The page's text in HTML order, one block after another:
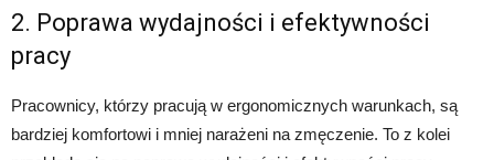
2. Poprawa wydajności i efektywności
pracy
Pracownicy, którzy pracują w ergonomicznych warunkach, są
bardziej komfortowi i mniej narażeni na zmęczenie. To z kolei